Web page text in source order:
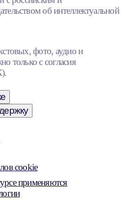
об интеллектуальной
фото, аудио и
только с согласия
cookie
применяются